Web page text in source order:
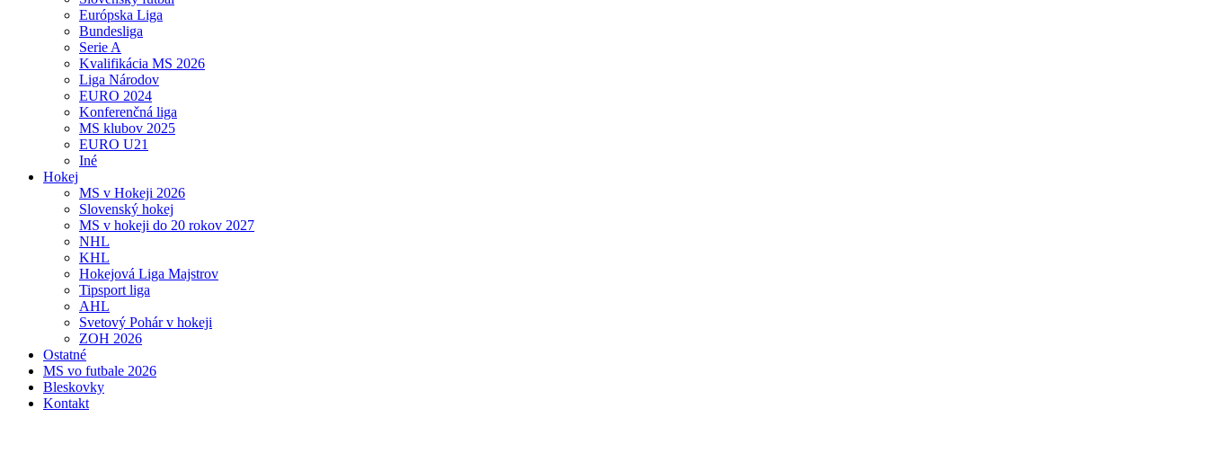
Európska Liga
Bundesliga
Serie A
Kvalifikácia MS 2026
Liga Národov
EURO 2024
Konferenčná liga
MS klubov 2025
EURO U21
Iné
Hokej
MS v Hokeji 2026
Slovenský hokej
MS v hokeji do 20 rokov 2027
NHL
KHL
Hokejová Liga Majstrov
Tipsport liga
AHL
Svetový Pohár v hokeji
ZOH 2026
Ostatné
MS vo futbale 2026
Bleskovky
Kontakt